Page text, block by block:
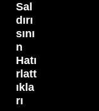
Sal
dırı
sını
n
Hatı
rlatt
ıkla
rı